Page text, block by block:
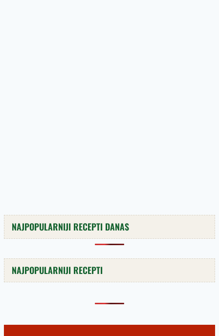
NAJPOPULARNIJI RECEPTI DANAS
NAJPOPULARNIJI RECEPTI